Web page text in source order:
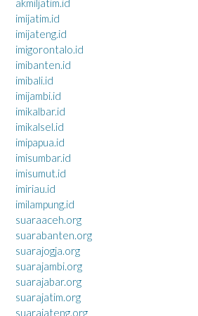
imijatim.id
imijateng.id
imigorontalo.id
imibanten.id
imibali.id
imijambi.id
imikalbar.id
imikalsel.id
imipapua.id
imisumbar.id
imisumut.id
imiriau.id
imilampung.id
suaraaceh.org
suarabanten.org
suarajogja.org
suarajambi.org
suarajabar.org
suarajatim.org
suarajateng.org